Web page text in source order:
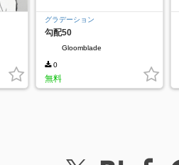
グラデーション
勾配50
Gloomblade
0
無料